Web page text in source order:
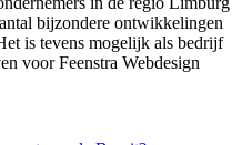
bijzondere ontwikkelingen
is tevens mogelijk als bedrijf
voor Feenstra Webdesign